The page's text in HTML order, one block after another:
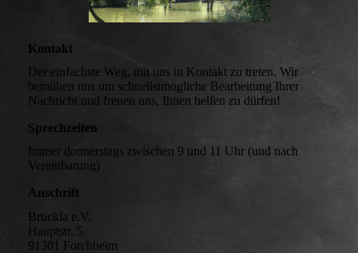
Kontakt
Der einfachste Weg, mit uns in Kontakt zu treten. Wir
bemühen uns um schnellstmögliche Bearbeitung Ihrer
Nachricht und freuen uns, Ihnen helfen zu dürfen!
Sprechzeiten
Immer donnerstags zwischen 9 und 11 Uhr (und nach
Vereinbarung)
Anschrift
Brückla e.V.
Hauptstr. 5
91301 Forchheim